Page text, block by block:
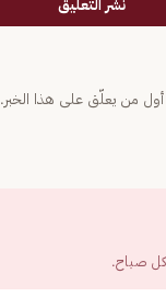
نشر التعليق
من يعلّق على هذا الخبر.
كل صباح.